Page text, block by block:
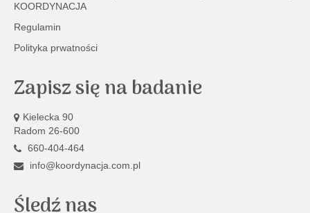
KOORDYNACJA
Regulamin
Polityka prwatności
Zapisz się na badanie
Kielecka 90
Radom 26-600
660-404-464
info@koordynacja.com.pl